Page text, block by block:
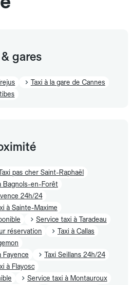
gares
Taxi à la gare de Cannes
pas cher Saint-Raphaël
Bagnols-en-Forêt
24h/24
à Sainte-Maxime
Service taxi à Taradeau
réservation
Taxi à Callas
Fayence
Taxi Seillans 24h/24
à Flayosc
Service taxi à Montauroux